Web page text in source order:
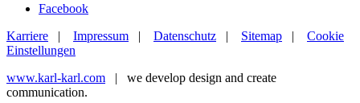
Facebook
Karriere | Impressum | Datenschutz | Sitemap | Cookie
Einstellungen
www.karl-karl.com | we develop design and create
communication.